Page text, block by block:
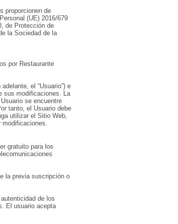
proporcionen de
(UE) 2016/679
de Protección de
la Sociedad de la
por Restaurante
el “Usuario”) e
sus modificaciones. La
se encuentre
tanto, el Usuario debe
utilizar el Sitio Web,
modificaciones.
gratuito para los
la previa suscripción o
de los
El usuario acepta